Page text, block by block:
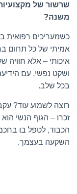
שרשור של
משנה?
כשמעריכים רפואית
אמיתי של כל תחום
איכותי – אלא
ושקט נפשי, עם
בכל שלב.
רוצה לשמוע עוד?
זכרו – הגוף הנשי
הכבוד, לטפל בו
השקעה בעצמך.